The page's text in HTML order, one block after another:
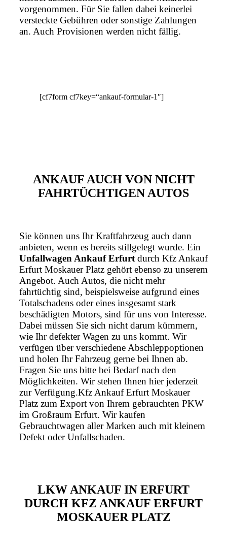
vorgenommen. Für Sie fallen dabei keinerlei
versteckte Gebühren oder sonstige Zahlungen
an. Auch Provisionen werden nicht fällig.
[cf7form cf7key=“ankauf-formular-1″]
ANKAUF AUCH VON NICHT
FAHRTÜCHTIGEN AUTOS
Sie können uns Ihr Kraftfahrzeug auch dann
anbieten, wenn es bereits stillgelegt wurde. Ein
Unfallwagen Ankauf Erfurt durch Kfz Ankauf
Erfurt Moskauer Platz gehört ebenso zu unserem
Angebot. Auch Autos, die nicht mehr
fahrtüchtig sind, beispielsweise aufgrund eines
Totalschadens oder eines insgesamt stark
beschädigten Motors, sind für uns von Interesse.
Dabei müssen Sie sich nicht darum kümmern,
wie Ihr defekter Wagen zu uns kommt. Wir
verfügen über verschiedene Abschleppoptionen
und holen Ihr Fahrzeug gerne bei Ihnen ab.
Fragen Sie uns bitte bei Bedarf nach den
Möglichkeiten. Wir stehen Ihnen hier jederzeit
zur Verfügung.Kfz Ankauf Erfurt Moskauer
Platz zum Export von Ihrem gebrauchten PKW
im Großraum Erfurt. Wir kaufen
Gebrauchtwagen aller Marken auch mit kleinem
Defekt oder Unfallschaden.
LKW ANKAUF IN ERFURT
DURCH KFZ ANKAUF ERFURT
MOSKAUER PLATZ